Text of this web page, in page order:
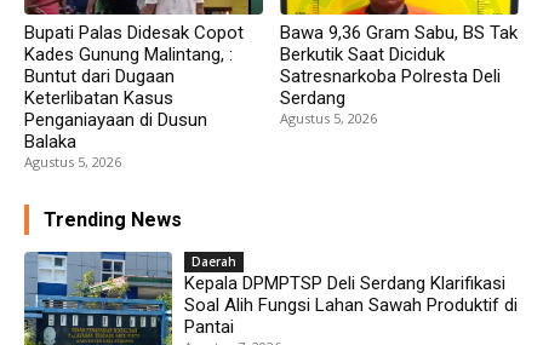
Bupati Palas Didesak Copot
Kades Gunung Malintang, :
Buntut dari Dugaan
Keterlibatan Kasus
Penganiayaan di Dusun
Balaka
Agustus 5, 2026
Bawa 9,36 Gram Sabu, BS Tak
Berkutik Saat Diciduk
Satresnarkoba Polresta Deli
Serdang
Agustus 5, 2026
Trending News
Daerah
Kepala DPMPTSP Deli Serdang Klarifikasi
Soal Alih Fungsi Lahan Sawah Produktif di
Pantai